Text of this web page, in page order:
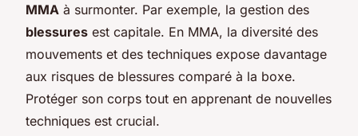
MMA à surmonter. Par exemple, la gestion des
blessures est capitale. En MMA, la diversité des
mouvements et des techniques expose davantage
aux risques de blessures comparé à la boxe.
Protéger son corps tout en apprenant de nouvelles
techniques est crucial.